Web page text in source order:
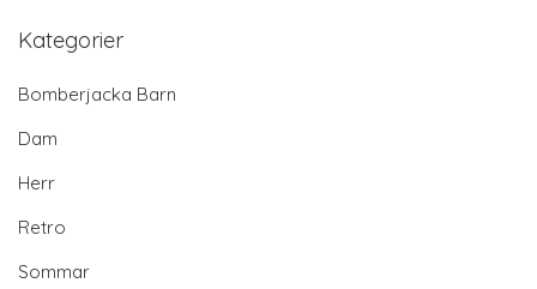
Kategorier
Bomberjacka Barn
Dam
Herr
Retro
Sommar